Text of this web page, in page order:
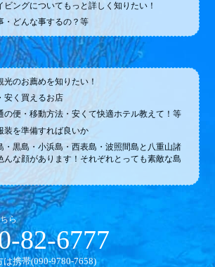
ビングについてもっと詳しく知りたい！
・どんな事するの？等
光のお薦めを知りたい！
安く買えるお店
の便・移動方法・安くて快適ホテル教えて！等
装を準備すれば良いか
・黒島・小浜島・西表島・波照間島と八重山諸
んな顔があります！それぞれとっても素敵な島
ら
82-6777
は携帯(090-9780-7658)